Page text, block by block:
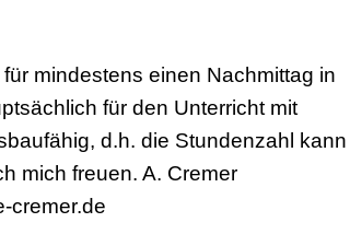
mindestens einen Nachmittag in
für den Unterricht mit
d.h. die Stundenzahl kann
mich freuen. A. Cremer
cremer.de